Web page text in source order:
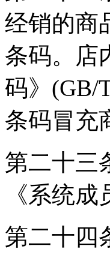
经销的商
条码。店
码》
条码冒
第二十三
《系统
第二十四